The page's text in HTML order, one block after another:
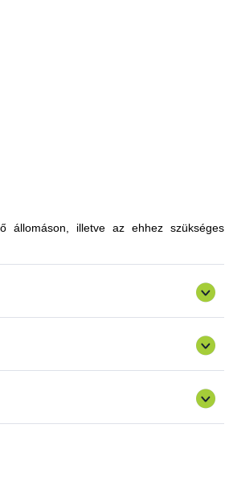
állomáson, illetve az ehhez szükséges
limitálhatóak a mezőgazdasági
kártevőkkel szembeni ellenálló
a hagyományostól eltérő jellegű tudás
gazdagodhatnak, a fajtahasználaton
innovatív ismereteket, növénykultúrákat
csökkenthetik a szennyezőanyag
alkalmas fajták vizsgálata